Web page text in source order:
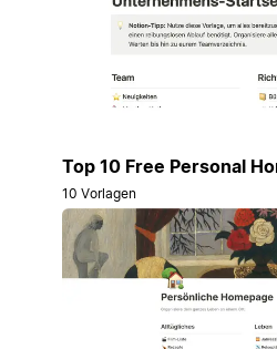
Top 10 Free Personal
10 Vorlagen